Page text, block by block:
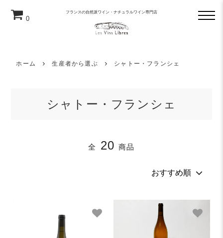
フランスの自然派ワイン・ナチュラルワイン専門店
0
ホーム 生産者から選ぶ シャトー・フランシェ
シャトー・フランシェ
全 20 商品